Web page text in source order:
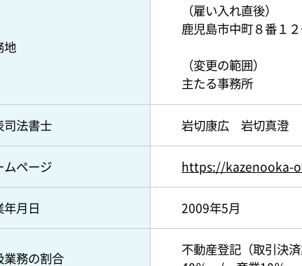
地
（雇い入れ直後）
鹿児島市中町８番１
（変更の範囲）
主たる事務所
司法書士 岩切康広 岩切真澄
ムページ https://kazenooka-
年月日 2009年5月
業務の割合
不動産登記（取引決